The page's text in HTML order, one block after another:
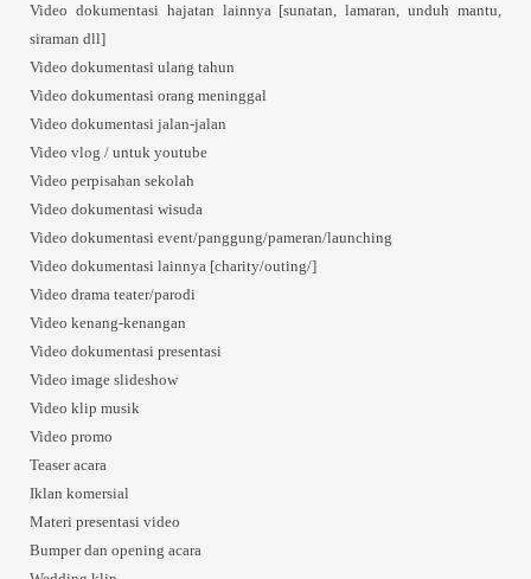
Video dokumentasi hajatan lainnya [sunatan, lamaran, unduh mantu,
siraman dll]
Video dokumentasi ulang tahun
Video dokumentasi orang meninggal
Video dokumentasi jalan-jalan
Video vlog / untuk youtube
Video perpisahan sekolah
Video dokumentasi wisuda
Video dokumentasi event/panggung/pameran/launching
Video dokumentasi lainnya [charity/outing/]
Video drama teater/parodi
Video kenang-kenangan
Video dokumentasi presentasi
Video image slideshow
Video klip musik
Video promo
Teaser acara
Iklan komersial
Materi presentasi video
Bumper dan opening acara